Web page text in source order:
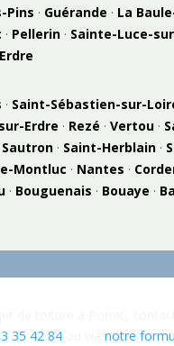
Pins · Guérande · La
· Pellerin· Sainte-Luce-
· Saint-Sébastien-sur-
Erdre · Rezé · Vertou·
Sautron· Saint-Herblain·
Montluc · Nantes ·
· Bouguenais · Bouaye ·
35 42 84ou via notre